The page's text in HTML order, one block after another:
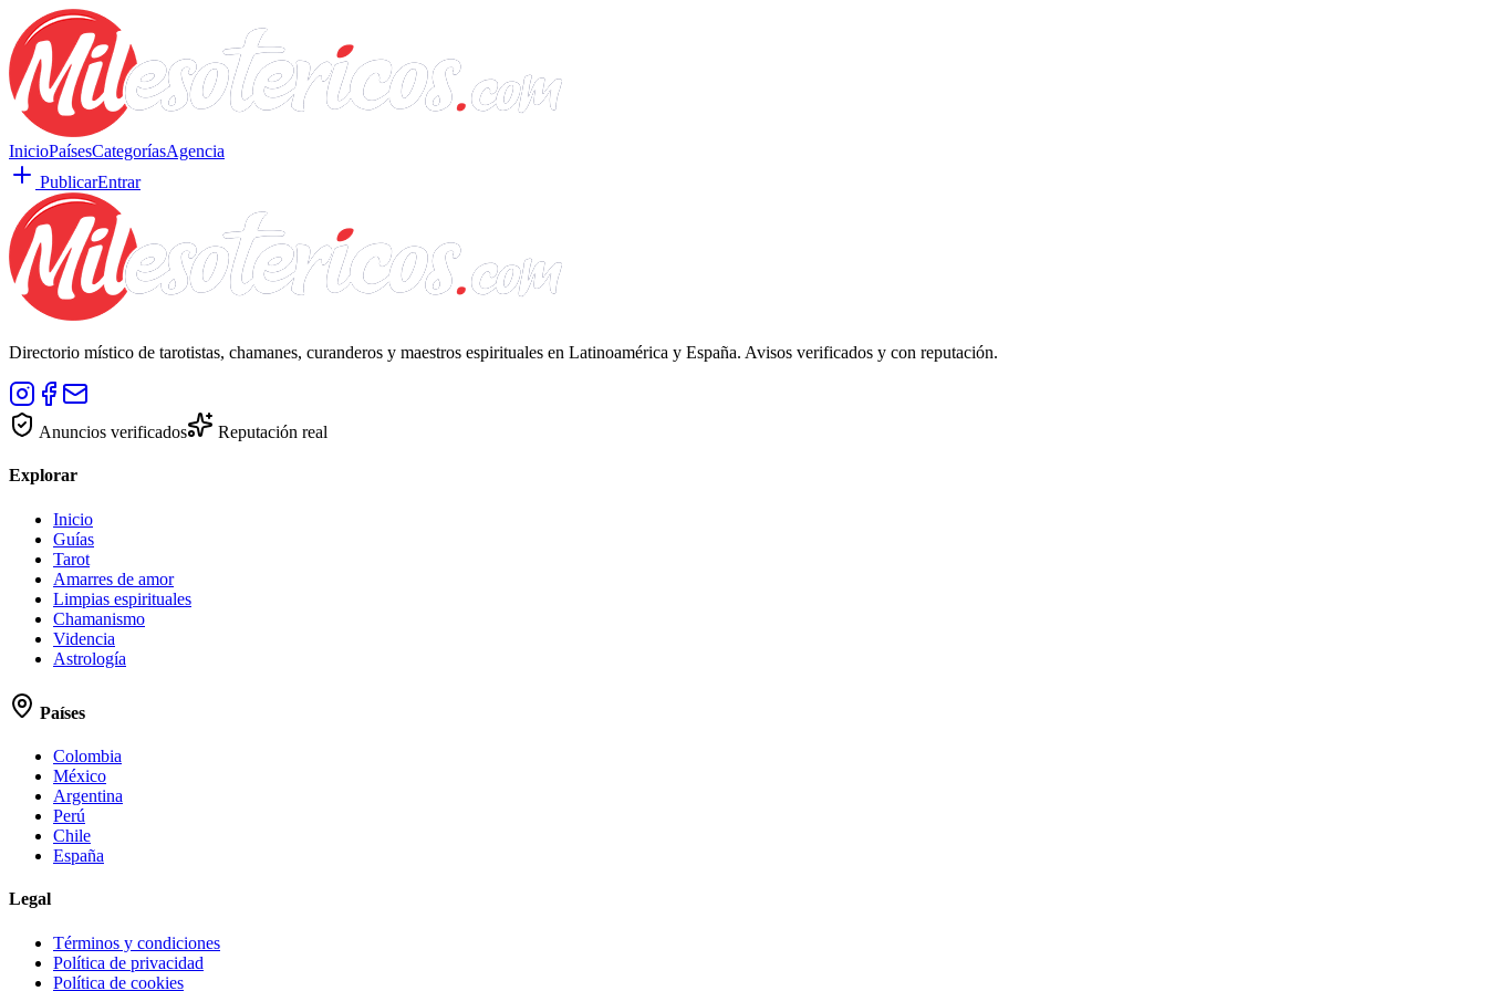
InicioPaísesCategoríasAgencia
PublicarEntrar
Directorio místico de tarotistas, chamanes, curanderos y maestros espirituales en Latinoamérica y España. Avisos verificados y con reputación.
Anuncios verificados Reputación real
Explorar
Inicio
Guías
Tarot
Amarres de amor
Limpias espirituales
Chamanismo
Videncia
Astrología
Países
Colombia
México
Argentina
Perú
Chile
España
Legal
Términos y condiciones
Política de privacidad
Política de cookies